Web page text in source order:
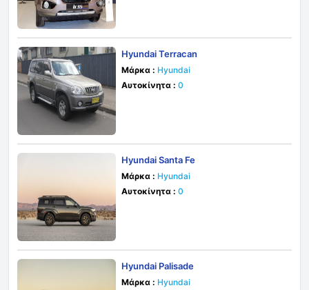
Hyundai Terracan
Μάρκα : Hyundai
Αυτοκίνητα : 0
Hyundai Santa Fe
Μάρκα : Hyundai
Αυτοκίνητα : 0
Hyundai Palisade
Μάρκα : Hyundai